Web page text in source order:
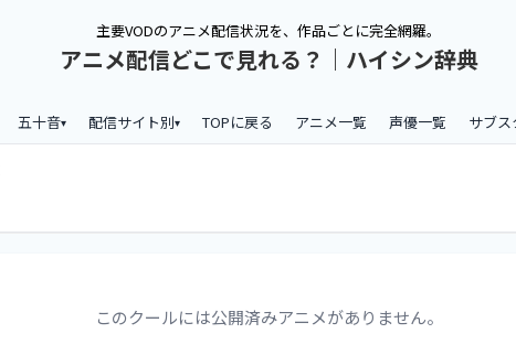
主要VODのアニメ配信状況を、作品ごとに完全網羅。
アニメ配信どこで見れる？｜ハイシン辞典
五十音 配信サイト別 TOPに戻る アニメ一覧 声優一覧 サブ
このクールには公開済みアニメがありません。